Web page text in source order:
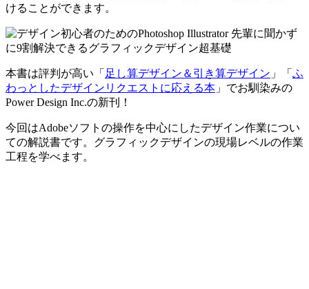
けることができます。
本書は評判が高い「 足し算デザイン＆引き算デザイン 」「 ふ
わっとしたデザインリクエストに応える本 」でお馴染みの
Power Design Inc.の新刊！
今回はAdobeソフトの操作を中心にしたデザイン作業につい
ての解説書です。グラフィックデザインの現場レベルの作業
工程を学べます。